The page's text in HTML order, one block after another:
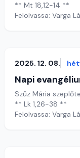
** Mt 18,12-14 **
Felolvassa: Varga
2025. 12. 08.
Napi
Szűz Mária
** Lk 1,26-38 **
Felolvassa: Varga